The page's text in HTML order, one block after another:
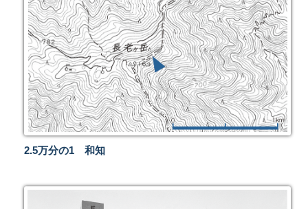
2.5万分の1 和知